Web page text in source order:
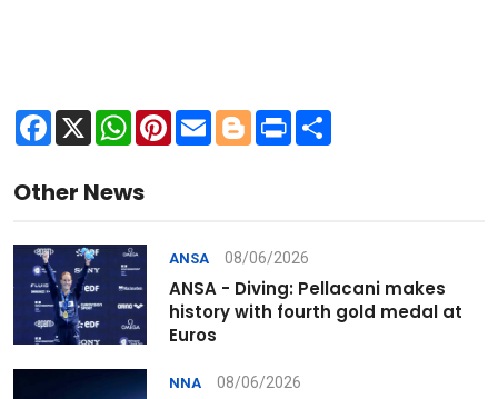
Facebook
X WhatsApp
Pinterest
Email Blogger
Print
Other News
ANSA 08/06/2026
ANSA - Diving: Pellacani makes
history with fourth gold medal at
Euros
NNA 08/06/2026